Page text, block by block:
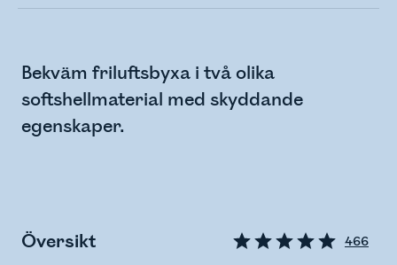
Bekväm friluftsbyxa i två olika
softshellmaterial med skyddande
egenskaper.
Översikt 466